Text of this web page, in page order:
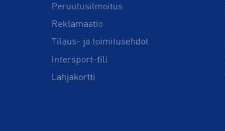
Peruutusilmoitus
Reklamaatio
Tilaus- ja toimitusehdot
Intersport-tili
Lahjakortti